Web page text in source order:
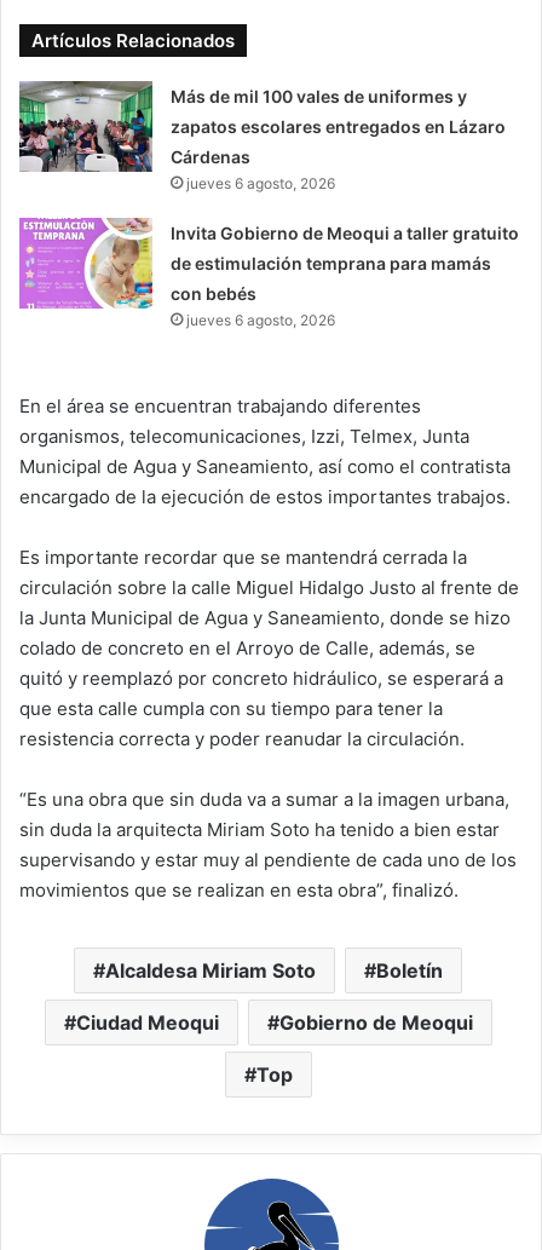
Artículos Relacionados
Más de mil 100 vales de uniformes y
zapatos escolares entregados en Lázaro
Cárdenas
jueves 6 agosto, 2026
Invita Gobierno de Meoqui a taller gratuito
de estimulación temprana para mamás
con bebés
jueves 6 agosto, 2026
En el área se encuentran trabajando diferentes
organismos, telecomunicaciones, Izzi, Telmex, Junta
Municipal de Agua y Saneamiento, así como el contratista
encargado de la ejecución de estos importantes trabajos.
Es importante recordar que se mantendrá cerrada la
circulación sobre la calle Miguel Hidalgo Justo al frente de
la Junta Municipal de Agua y Saneamiento, donde se hizo
colado de concreto en el Arroyo de Calle, además, se
quitó y reemplazó por concreto hidráulico, se esperará a
que esta calle cumpla con su tiempo para tener la
resistencia correcta y poder reanudar la circulación.
“Es una obra que sin duda va a sumar a la imagen urbana,
sin duda la arquitecta Miriam Soto ha tenido a bien estar
supervisando y estar muy al pendiente de cada uno de los
movimientos que se realizan en esta obra”, finalizó.
Alcaldesa Miriam Soto Boletín
Ciudad Meoqui Gobierno de Meoqui
Top